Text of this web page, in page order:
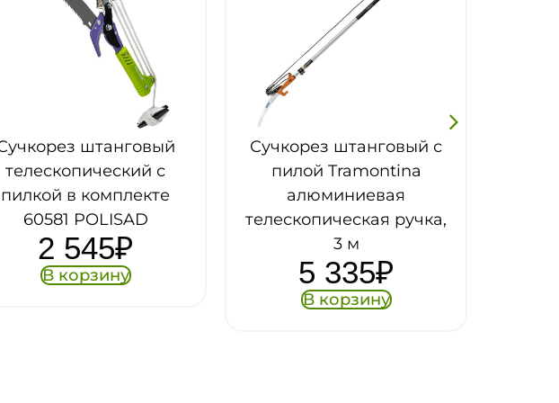
Сучкорез штанговый с
пилой Tramontina
алюминиевая
телескопическая ручка,
3 м
5 335₽
Сучкорез садовый
усиленный зеленый
700 см, Максимум 9099
2 344₽
В корзину